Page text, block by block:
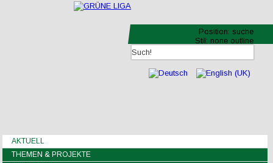
Position: suche
Stil: none outline
AKTUELL
THEMEN & PROJEKTE